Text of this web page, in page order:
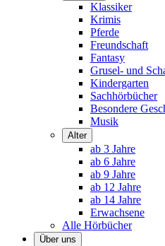
Klassiker
Krimis
Pferde
Freundschaft
Fantasy
Grusel- und
Kindergarten
Sachhörbücher
Besondere
Musik
Alter
ab 3 Jahre
ab 6 Jahre
ab 9 Jahre
ab 12 Jahre
ab 14 Jahre
Erwachsene
Alle Hörbücher
Über uns